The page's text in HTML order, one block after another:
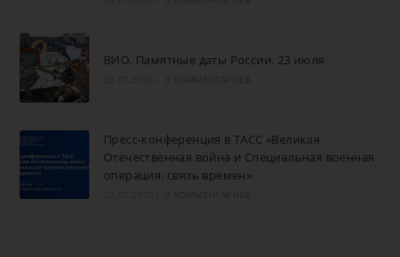
ВИО. Памятные даты России. 23 июля
Пресс-конференция в ТАСС «Великая
Отечественная война и Специальная военная
операция: связь времен»